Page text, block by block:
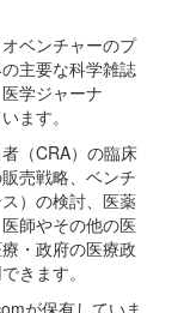
ベンチャーのプ
主要な科学雑誌
学ジャーナ
ます。
（CRA）の臨床
売戦略、ベンチ
）の検討、医薬
師やその他の医
・政府の医療政
きます。